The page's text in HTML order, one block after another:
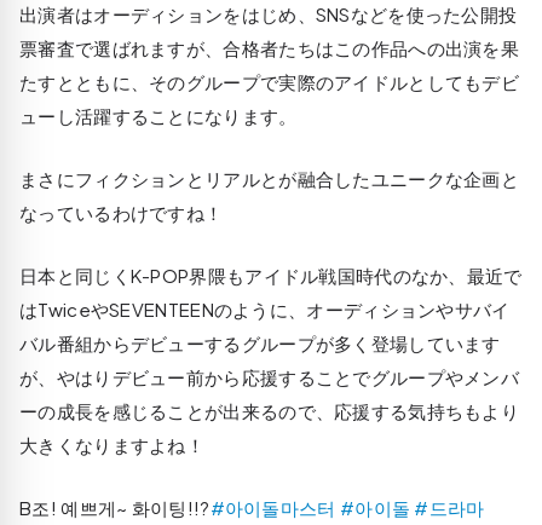
出演者はオーディションをはじめ、SNSなどを使った公開投
票審査で選ばれますが、合格者たちはこの作品への出演を果
たすとともに、そのグループで実際のアイドルとしてもデビ
ューし活躍することになります。
まさにフィクションとリアルとが融合したユニークな企画と
なっているわけですね！
日本と同じくK-POP界隈もアイドル戦国時代のなか、最近で
はTwiceやSEVENTEENのように、オーディションやサバイ
バル番組からデビューするグループが多く登場しています
が、やはりデビュー前から応援することでグループやメンバ
ーの成長を感じることが出来るので、応援する気持ちもより
大きくなりますよね！
B조! 예쁘게~ 화이팅!!?#아이돌마스터 #아이돌 #드라마